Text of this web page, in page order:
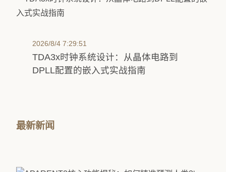
2026/8/4 7:29:51
TDA3x时钟系统设计：从晶体电路到
DPLL配置的嵌入式实战指南
最新新闻